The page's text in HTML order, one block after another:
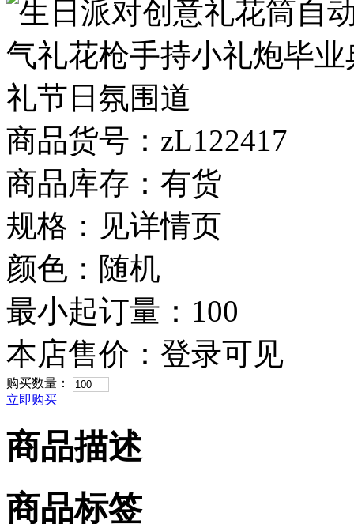
商品货号：zL122417
商品库存：有货
规格：见详情页
颜色：随机
最小起订量：100
本店售价： 登录可见
购买数量：
立即购买
商品描述
商品标签